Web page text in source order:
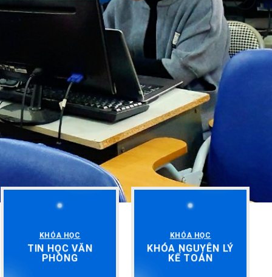
KHÓA HỌC
TIN HỌC VĂN
PHÒNG
KHÓA HỌC
KHÓA NGUYÊN LÝ
KẾ TOÁN